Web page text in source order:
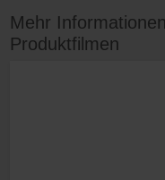
Mehr
Produktfilmen